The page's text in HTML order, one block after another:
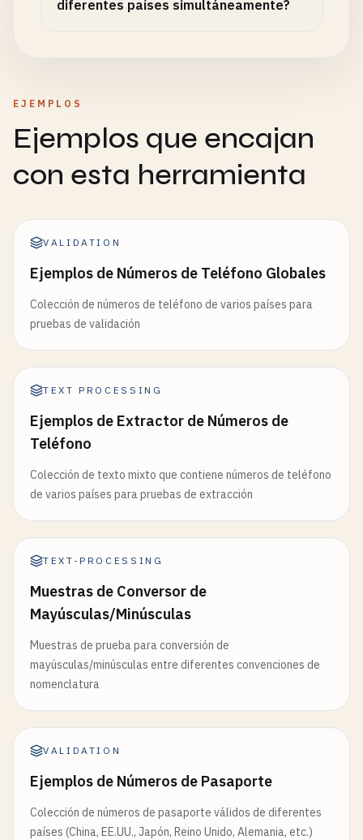
diferentes países simultáneamente?
EJEMPLOS
Ejemplos que encajan
con esta herramienta
VALIDATION
Ejemplos de Números de Teléfono Globales
Colección de números de teléfono de varios países para
pruebas de validación
TEXT PROCESSING
Ejemplos de Extractor de Números de
Teléfono
Colección de texto mixto que contiene números de teléfono
de varios países para pruebas de extracción
TEXT-PROCESSING
Muestras de Conversor de
Mayúsculas/Minúsculas
Muestras de prueba para conversión de
mayúsculas/minúsculas entre diferentes convenciones de
nomenclatura
VALIDATION
Ejemplos de Números de Pasaporte
Colección de números de pasaporte válidos de diferentes
países (China, EE.UU., Japón, Reino Unido, Alemania, etc.)